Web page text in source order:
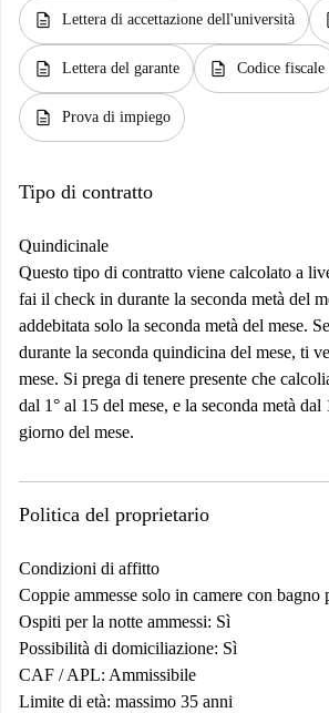
description Lettera di accettazione dell'università
description Lettera del garante description Codice fiscale
description Prova di impiego
Tipo di contratto
Quindicinale
Questo tipo di contratto viene calcolato a
fai il check in durante la seconda metà del
addebitata solo la seconda metà del mese.
durante la seconda quindicina del mese, ti
mese. Si prega di tenere presente che
dal 1° al 15 del mese, e la seconda metà
giorno del mese.
Politica del proprietario
Condizioni di affitto
Coppie ammesse solo in camere con bagno
Ospiti per la notte ammessi: Sì
Possibilità di domiciliazione: Sì
CAF / APL: Ammissibile
Limite di età: massimo 35 anni